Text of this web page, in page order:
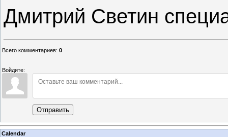
Дмитрий Светин
Всего комментариев: 0
Войдите:
Отправить
Calendar